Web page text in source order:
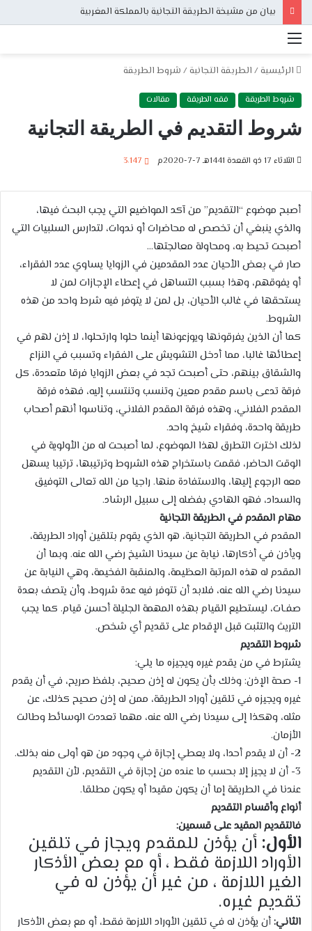
بيان من مشيخة الطريقة التجانية بالمملكة المغربية
الرئيسية / الطريقة التجانية / شروط الطريقة
شروط الطريقة فقه الطريقة مقالات
شروط التقديم في الطريقة التجانية
الثلاثاء 17 ذو القعدة 1441هـ 7-7-2020م 3٬147
أصبح موضوع “التقديم” من آكد المواضيع التي يجب البحث فيها،
والذي ينبغي أن تخصص له محاضرات أو ندوات، لتدارس السلبيات التي
أصبحت تحيط به، ومحاولة معالجتها…
صار في بعض الأحيان عدد المقدمين في الزوايا يساوي عدد الفقراء،
أو يفوقهم، وهذا بسبب التساهل في إعطاء الإجازات لمن لا
يستحقها في غالب الأحيان، بل لمن لا يتوفر فيه شرط واحد من هذه
الشروط.
كما أن الذين يفرقونها ويوزعونها أينما حلوا وارتحلوا، لا إذن لهم في
إعطائها غالبا، مما أدخل التشويش على الفقراء وتسبب في النزاع
والشقاق بينهم، حتى أصبحت تجد في بعض الزوايا فرقا متعددة، كل
فرقة تدعى باسم مقدم معين وتنسب وتنتسب إليه، فهذه فرقة
المقدم الفلاني، وهذه فرقة المقدم الفلاني، وتناسوا أنهم أصحاب
طريقة واحدة، وفقراء شيخ واحد.
لذلك اخترت التطرق لهذا الموضوع، لما أصبحت له من الأولوية في
الوقت الحاضر، فقمت باستخراج هذه الشروط وترتيبها، ترتيبا يسهل
معه الرجوع إليها، والاستفادة منها. راجيا من الله تعالى التوفيق
والسداد، فهو الهادي بفضله إلى سبيل الرشاد.
مهام المقدم في الطريقة التجانية
المقدم في الطريقة التجانية، هو الذي يقوم بتلقين أوراد الطريقة،
ويأذن في أذكارها، نيابة عن سيدنا الشيخ رضي الله عنه. وبما أن
المقدم له هذه المرتبة العظيمة، والمنقبة الفخيمة، وهي النيابة عن
سيدنا رضي الله عنه، فلابد أن تتوفر فيه عدة شروط، وأن يتصف بعدة
صفـات، ليستطيع القيام بهذه المهمة الجليلة أحسن قيام. كما يجب
التريث والتثبت قبل الإقدام على تقديم أي شخص.
شروط التقديم
يشترط في من يقدم غيره ويجيزه ما يلي:
1- صحة الإذن: وذلك بأن يكون له إذن صحيح، بلفظ صريح، في أن يقدم
غيره ويجيزه في تلقين أوراد الطريقة، ممن له إذن صحيح كذلك، عن
مثله، وهكذا إلى سيدنا رضي الله عنه، مهما تعددت الوسائط وطالت
الأزمان.
2- أن لا يقدم أحدا، ولا يعطي إجازة في وجود من هو أولى منه بذلك.
3- أن لا يجيز إلا بحسب ما عنده من إجازة في التقديم، لأن التقديم
عندنا في الطريقة إما أن يكون مقيدا أو يكون مطلقا.
أنواع وأقسام التقديم
فالتقديم المقيد على قسمين:
الأول: أن يؤذن للمقدم ويجاز في تلقين
الأوراد اللازمة فقط ، أو مع بعض الأذكار
الغير اللازمة ، من غير أن يؤذن له في
تقديم غيره.
الثاني:أن يؤذن له في تلقين الأوراد اللازمة فقط، أو مع بعض الأذكار